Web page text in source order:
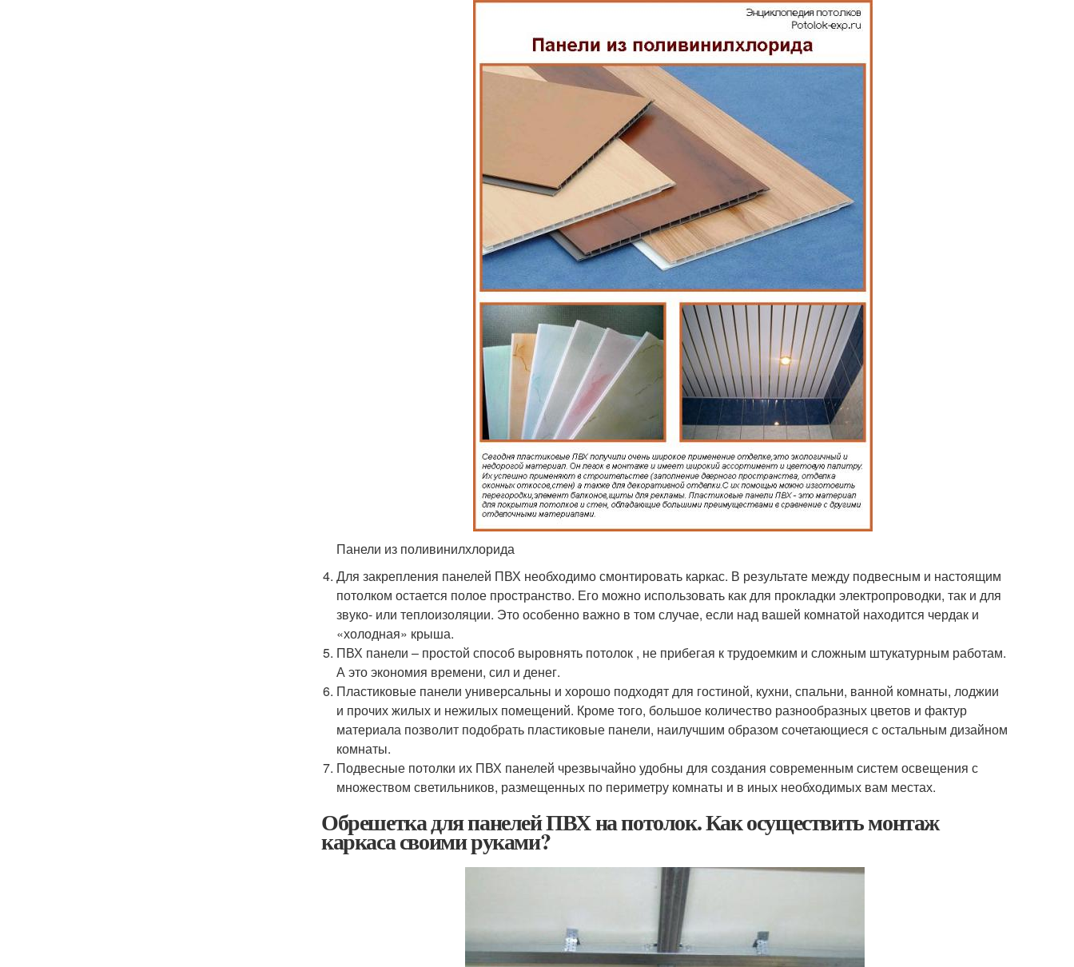
Панели из поливинилхлорида
Для закрепления панелей ПВХ необходимо смонтировать каркас. В результате между подвесным и настоящим
потолком остается полое пространство. Его можно использовать как для прокладки электропроводки, так и для
звуко- или теплоизоляции. Это особенно важно в том случае, если над вашей комнатой находится чердак и
«холодная» крыша.
ПВХ панели – простой способ выровнять потолок , не прибегая к трудоемким и сложным штукатурным работам.
А это экономия времени, сил и денег.
Пластиковые панели универсальны и хорошо подходят для гостиной, кухни, спальни, ванной комнаты, лоджии
и прочих жилых и нежилых помещений. Кроме того, большое количество разнообразных цветов и фактур
материала позволит подобрать пластиковые панели, наилучшим образом сочетающиеся с остальным дизайном
комнаты.
Подвесные потолки их ПВХ панелей чрезвычайно удобны для создания современным систем освещения с
множеством светильников, размещенных по периметру комнаты и в иных необходимых вам местах.
Обрешетка для панелей ПВХ на потолок. Как осуществить монтаж
каркаса своими руками?